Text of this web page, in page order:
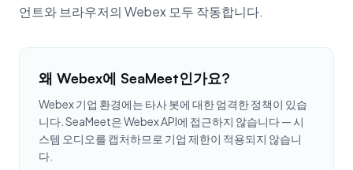
언트와 브라우저의 Webex 모두 작동합니다.
왜 Webex에 SeaMeet인가요?
Webex 기업 환경에는 타사 봇에 대한 엄격한 정책이 있습
니다. SeaMeet은 Webex API에 접근하지 않습니다 — 시
스템 오디오를 캡처하므로 기업 제한이 적용되지 않습니
다.